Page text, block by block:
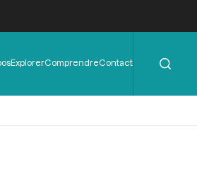
ExplorerComprendreContact